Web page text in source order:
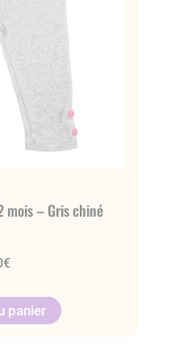
mois – Gris chiné
€
panier